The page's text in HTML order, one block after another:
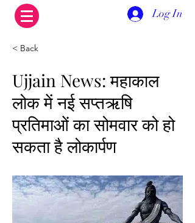
Log In
< Back
Ujjain News: महाकाल
लोक में नई सप्तऋषि
प्रतिमाओं का सोमवार को हो
सकता है लोकार्पण